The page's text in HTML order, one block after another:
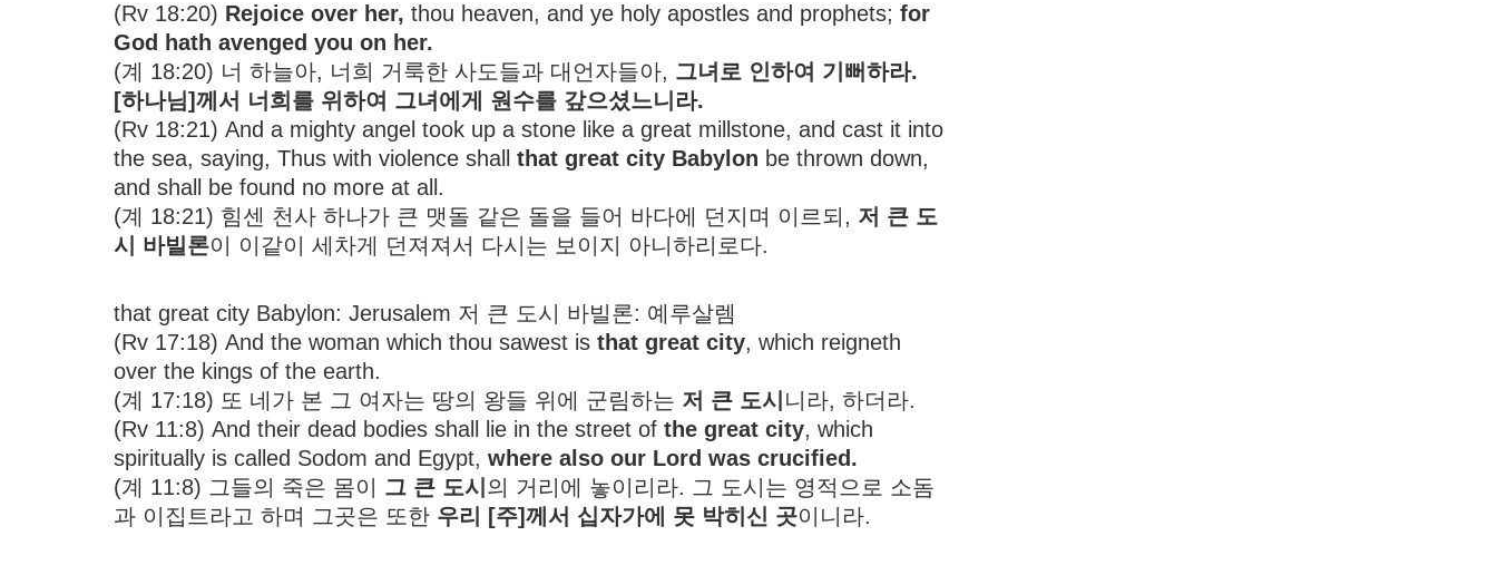
(Rv 18:20) Rejoice over her, thou heaven, and ye holy apostles and prophets; for
God hath avenged you on her.
(계 18:20) 너 하늘아, 너희 거룩한 사도들과 대언자들아, 그녀로 인하여 기뻐하라.
[하나님]께서 너희를 위하여 그녀에게 원수를 갚으셨느니라.
(Rv 18:21) And a mighty angel took up a stone like a great millstone, and cast it into
the sea, saying, Thus with violence shall that great city Babylon be thrown down,
and shall be found no more at all.
(계 18:21) 힘센 천사 하나가 큰 맷돌 같은 돌을 들어 바다에 던지며 이르되, 저 큰 도
시 바빌론이 이같이 세차게 던져져서 다시는 보이지 아니하리로다.
that great city Babylon: Jerusalem 저 큰 도시 바빌론: 예루살렘
(Rv 17:18) And the woman which thou sawest is that great city, which reigneth
over the kings of the earth.
(계 17:18) 또 네가 본 그 여자는 땅의 왕들 위에 군림하는 저 큰 도시 니라, 하더라.
(Rv 11:8) And their dead bodies shall lie in the street of the great city, which
spiritually is called Sodom and Egypt, where also our Lord was crucified.
(계 11:8) 그들의 죽은 몸이 그 큰 도시 의 거리에 놓이리라. 그 도시는 영적으로 소돔
과 이집트라고 하며 그곳은 또한 우리 [주]께서 십자가에 못 박히신 곳이니라.